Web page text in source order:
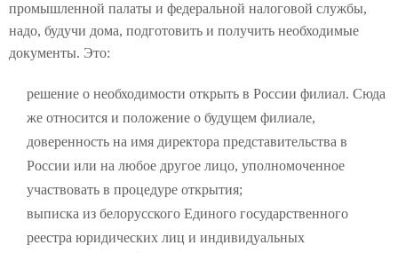
промышленной палаты и федеральной налоговой службы,
надо, будучи дома, подготовить и получить необходимые
документы. Это:
решение о необходимости открыть в России филиал. Сюда
же относится и положение о будущем филиале,
доверенность на имя директора представительства в
России или на любое другое лицо, уполномоченное
участвовать в процедуре открытия;
выписка из белорусского Единого государственного
реестра юридических лиц и индивидуальных